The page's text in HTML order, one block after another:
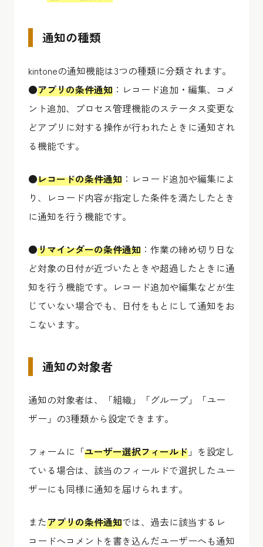
通知の種類
kintoneの通知機能は3つの種類に分類されます。
●アプリの条件通知 ：レコード追加・編集、コメ
ント追加、プロセス管理機能のステータス変更な
どアプリに対する操作が行われたときに通知され
る機能です。
●レコードの条件通知 ：レコード追加や編集によ
り、レコード内容が指定した条件を満たしたとき
に通知を行う機能です。
●リマインダーの条件通知 ：作業の締め切り日な
ど対象の日付が近づいたときや超過したときに通
知を行う機能です。レコード追加や編集などが生
じていない場合でも、日付をもとにして通知をお
こないます。
通知の対象者
通知の対象者は、「組織」「グループ」「ユー
ザー」の3種類から設定できます。
フォームに「ユーザー選択フィールド 」を設定し
ている場合は、該当のフィールドで選択したユー
ザーにも同様に通知を届けられます。
またアプリの条件通知では、過去に該当するレ
コードへコメントを書き込んだユーザーへも通知